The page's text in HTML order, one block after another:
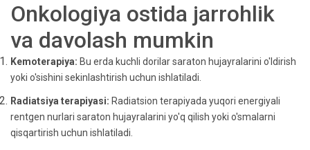
Onkologiya ostida jarrohlik
va davolash mumkin
Kemoterapiya: Bu erda kuchli dorilar saraton hujayralarini o'ldirish
yoki o'sishini sekinlashtirish uchun ishlatiladi.
Radiatsiya terapiyasi: Radiatsion terapiyada yuqori energiyali
rentgen nurlari saraton hujayralarini yo'q qilish yoki o'smalarni
qisqartirish uchun ishlatiladi.